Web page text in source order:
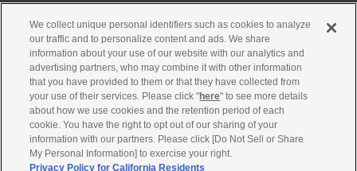
Cookieポリシー
アクセシビリティ方針
古物営業法に基づく表示
製品・事業のお問合せ
We collect unique personal identifiers such as cookies to analyze
our traffic and to personalize content and ads. We share
information about your use of our website with our analytics and
advertising partners, who may combine it with other information
that you have provided to them or that they have collected from
your use of their services. Please click "here" to see more details
about how we use cookies and the retention period of each
cookie. You have the right to opt out of our sharing of your
information with our partners. Please click [Do Not Sell or Share
My Personal Information] to exercise your right.
Privacy Policy for California Residents